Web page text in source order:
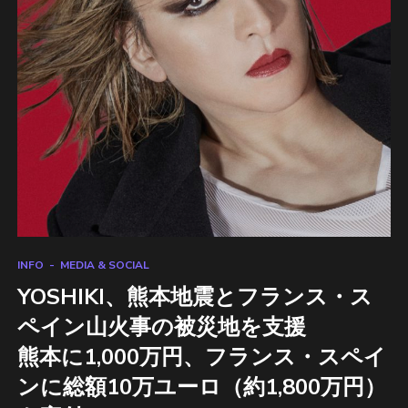
INFO MEDIA & SOCIAL
YOSHIKI、熊本地震とフランス・ス
ペイン山火事の被災地を支援
熊本に1,000万円、フランス・スペイ
ンに総額10万ユーロ（約1,800万円）